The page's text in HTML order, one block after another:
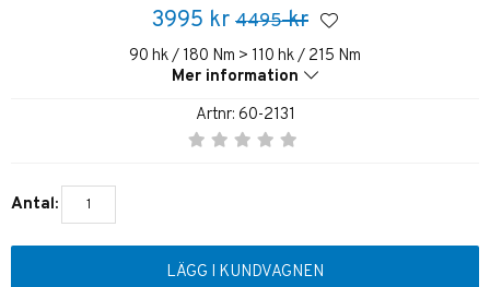
4495kr
3995 kr
90 hk / 180 Nm > 110 hk / 215 Nm
Mer information
Artnr: 60-2131
Antal:
LÄGG I KUNDVAGNEN